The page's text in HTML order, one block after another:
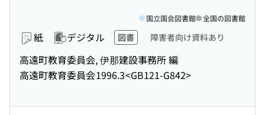
紙 デジタル 図書 障害者向け資料あり
高遠町教育委員会, 伊那建設事務所 編
高遠町教育委員会1996.3<GB121-G842>
国立国会図書館 全国の図書館